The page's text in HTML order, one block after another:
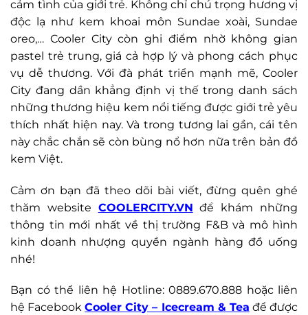
cảm tình của giới trẻ. Không chỉ chú trọng hương vị
độc lạ như kem khoai môn Sundae xoài, Sundae
oreo,… Cooler City còn ghi điểm nhờ không gian
pastel trẻ trung, giá cả hợp lý và phong cách phục
vụ dễ thương. Với đà phát triển mạnh mẽ, Cooler
City đang dần khẳng định vị thế trong danh sách
những thương hiệu kem nổi tiếng được giới trẻ yêu
thích nhất hiện nay. Và trong tương lai gần, cái tên
này chắc chắn sẽ còn bùng nổ hơn nữa trên bản đồ
kem Việt.
Cảm ơn bạn đã theo dõi bài viết, đừng quên ghé
thăm website COOLERCITY.VN để khám những
thông tin mới nhất về thị trường F&B và mô hình
kinh doanh nhượng quyền ngành hàng đồ uống
nhé!
Bạn có thể liên hệ Hotline: 0889.670.888 hoặc liên
hệ Facebook Cooler City – Icecream & Tea để được